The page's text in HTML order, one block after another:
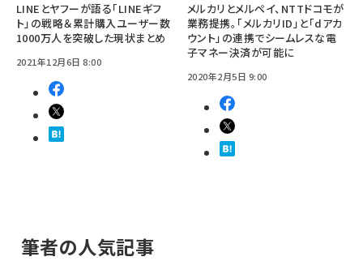
LINEとヤフーが語る「LINEギフ
ト」の戦略＆累計購入ユーザー数
1000万人を突破した現状まとめ
2021年12月6日 8:00
メルカリとメルペイ、NTTドコモが
業務提携。「メルカリID」と「dアカ
ウント」の連携でシームレスな電
子マネー決済が可能に
2020年2月5日 9:00
筆者の人気記事